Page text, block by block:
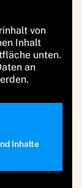
von
Inhalt
unten.
an
Inhalte